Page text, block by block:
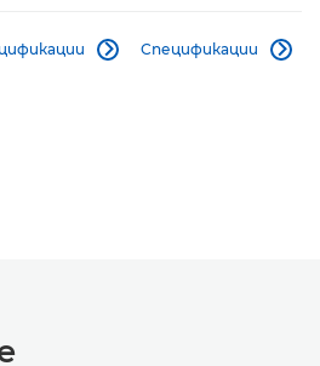
 Спецификации 